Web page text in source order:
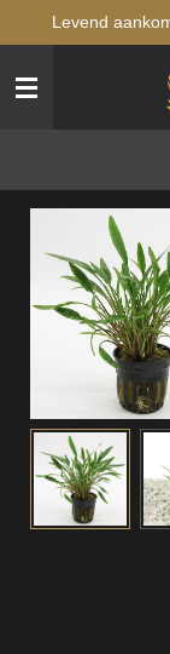
naar
hoofdinhoud
Levend